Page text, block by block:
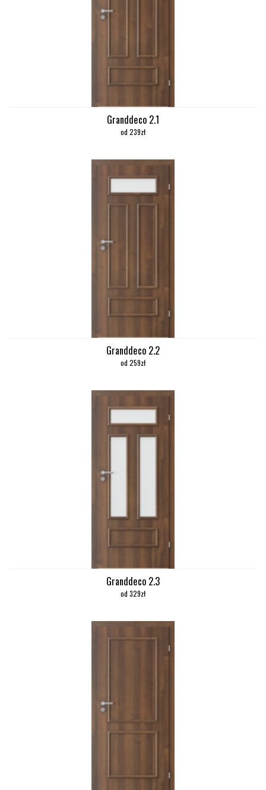
Granddeco 2.1
od 239zł
Granddeco 2.2
od 259zł
Granddeco 2.3
od 329zł